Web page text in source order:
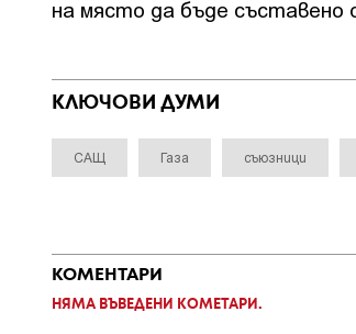
на място да бъде съставено
КЛЮЧОВИ ДУМИ
САЩ Газа съюзници
КОМЕНТАРИ
НЯМА ВЪВЕДЕНИ КОМЕТАРИ.